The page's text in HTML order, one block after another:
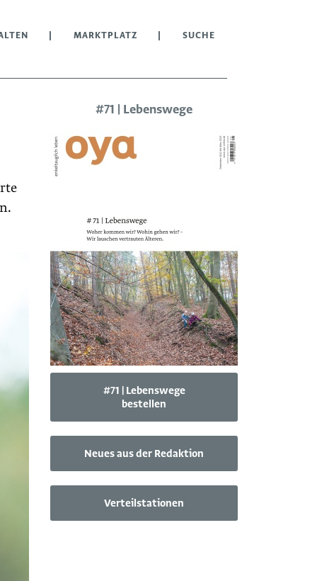
MARKTPLATZ SUCHE
#71 | Lebenswege
#71 | Lebenswege
bestellen
Neues aus der Redaktion
Verteilstationen